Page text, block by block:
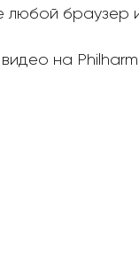
любой браузер
на